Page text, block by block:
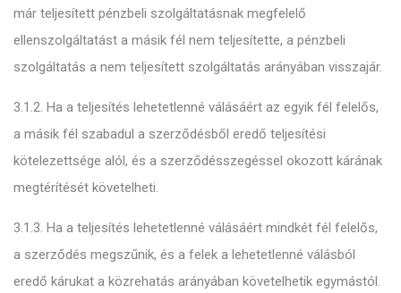
már teljesített pénzbeli szolgáltatásnak megfelelő
ellenszolgáltatást a másik fél nem teljesítette, a pénzbeli
szolgáltatás a nem teljesített szolgáltatás arányában visszajár.
3.1.2. Ha a teljesítés lehetetlenné válásáért az egyik fél felelős,
a másik fél szabadul a szerződésből eredő teljesítési
kötelezettsége alól, és a szerződésszegéssel okozott kárának
megtérítését követelheti.
3.1.3. Ha a teljesítés lehetetlenné válásáért mindkét fél felelős,
a szerződés megszűnik, és a felek a lehetetlenné válásból
eredő kárukat a közrehatás arányában követelhetik egymástól.